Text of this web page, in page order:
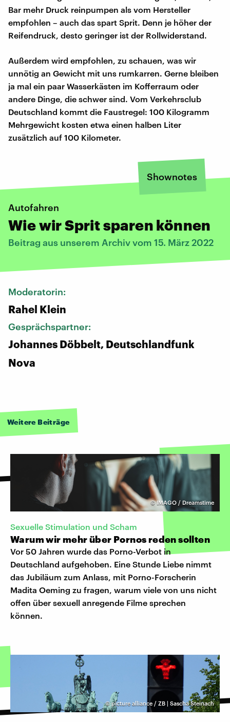
Bar mehr Druck reinpumpen als vom Hersteller
empfohlen – auch das spart Sprit. Denn je höher der
Reifendruck, desto geringer ist der Rollwiderstand.
Außerdem wird empfohlen, zu schauen, was wir
unnötig an Gewicht mit uns rumkarren. Gerne bleiben
ja mal ein paar Wasserkästen im Kofferraum oder
andere Dinge, die schwer sind. Vom Verkehrsclub
Deutschland kommt die Faustregel: 100 Kilogramm
Mehrgewicht kosten etwa einen halben Liter
zusätzlich auf 100 Kilometer.
Shownotes
Autofahren
Wie wir Sprit sparen können
Beitrag aus unserem Archiv vom 15. März 2022
Moderatorin:
Rahel Klein
Gesprächspartner:
Johannes Döbbelt, Deutschlandfunk
Nova
Weitere Beiträge
©IMAGO / Dreamstime
Sexuelle Stimulation und Scham
Warum wir mehr über Pornos reden sollten
Vor 50 Jahren wurde das Porno-Verbot in
Deutschland aufgehoben. Eine Stunde Liebe nimmt
das Jubiläum zum Anlass, mit Porno-Forscherin
Madita Oeming zu fragen, warum viele von uns nicht
offen über sexuell anregende Filme sprechen
können.
©picture alliance / ZB | Sascha Steinach